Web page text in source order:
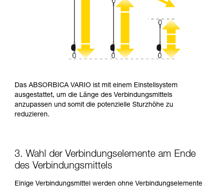
Das ABSORBICA VARIO ist mit einem Einstellsystem
ausgestattet, um die Länge des Verbindungsmittels
anzupassen und somit die potenzielle Sturzhöhe zu
reduzieren.
3. Wahl der Verbindungselemente am Ende
des Verbindungsmittels
Einige Verbindungsmittel werden ohne Verbindungselemente